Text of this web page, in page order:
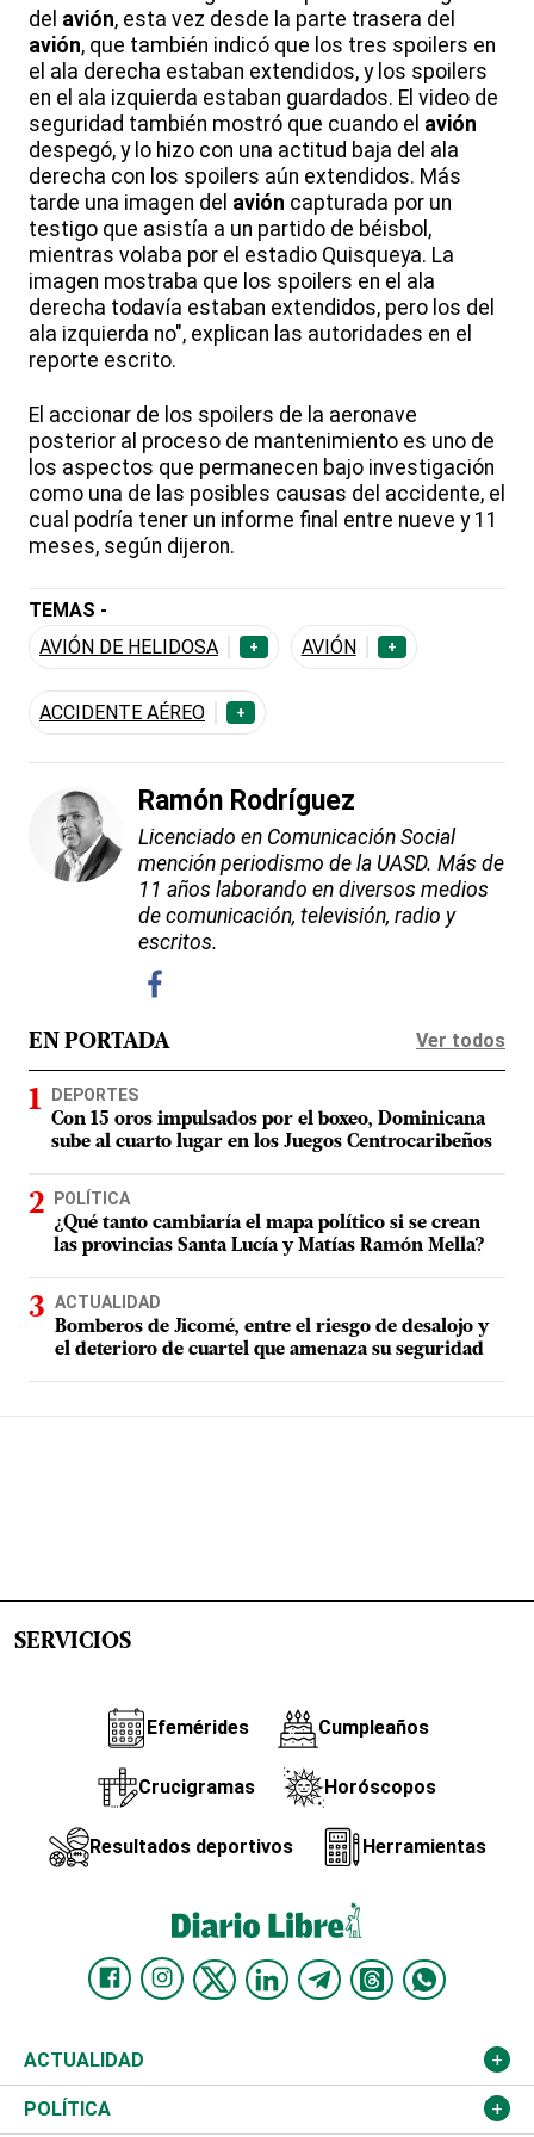
del avión, esta vez desde la parte trasera del
avión, que también indicó que los tres spoilers en
el ala derecha estaban extendidos, y los spoilers
en el ala izquierda estaban guardados. El video de
seguridad también mostró que cuando el avión
despegó, y lo hizo con una actitud baja del ala
derecha con los spoilers aún extendidos. Más
tarde una imagen del avión capturada por un
testigo que asistía a un partido de béisbol,
mientras volaba por el estadio Quisqueya. La
imagen mostraba que los spoilers en el ala
derecha todavía estaban extendidos, pero los del
ala izquierda no", explican las autoridades en el
reporte escrito.
El accionar de los spoilers de la aeronave
posterior al proceso de mantenimiento es uno de
los aspectos que permanecen bajo investigación
como una de las posibles causas del accidente, el
cual podría tener un informe final entre nueve y 11
meses, según dijeron.
TEMAS -
AVIÓN DE HELIDOSA
+ AVIÓN +
ACCIDENTE AÉREO +
Ramón Rodríguez
Licenciado en Comunicación Social
mención periodismo de la UASD. Más de
11 años laborando en diversos medios
de comunicación, televisión, radio y
escritos.
EN PORTADA Ver todos
DEPORTES
Con 15 oros impulsados por el boxeo, Dominicana
sube al cuarto lugar en los Juegos Centrocaribeños
POLÍTICA
¿Qué tanto cambiaría el mapa político si se crean
las provincias Santa Lucía y Matías Ramón Mella?
ACTUALIDAD
Bomberos de Jicomé, entre el riesgo de desalojo y
el deterioro de cuartel que amenaza su seguridad
SERVICIOS
Efemérides Cumpleaños
Crucigramas Horóscopos
Resultados deportivos Herramientas
ACTUALIDAD
Nacional
POLÍTICA